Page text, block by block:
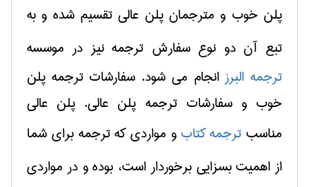
پلن خوب و مترجمان پلن عالی تقسیم شده و به
تبع آن دو نوع سفارش ترجمه نیز در موسسه
ترجمه البرزانجام می شود. سفارشات ترجمه پلن
خوب و سفارشات ترجمه پلن عالی. پلن عالی
مناسب ترجمه کتاب و مواردی که ترجمه برای شما
از اهمیت بسزایی برخوردار است، بوده و در مواردی